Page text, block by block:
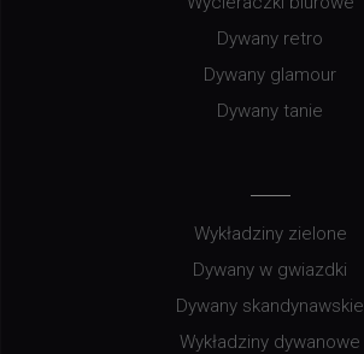
Dywany retro
Dywany glamour
Dywany tanie
Wykładziny zielone
Dywany w gwiazdki
Dywany skandynawskie
Wykładziny dywanowe